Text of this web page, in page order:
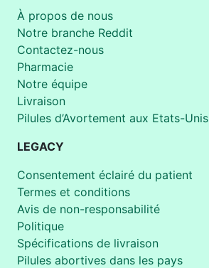
À propos de nous
Notre branche Reddit
Contactez-nous
Pharmacie
Notre équipe
Livraison
Pilules d’Avortement aux Etats-Unis
LEGACY
Consentement éclairé du patient
Termes et conditions
Avis de non-responsabilité
Politique
Spécifications de livraison
Pilules abortives dans les pays